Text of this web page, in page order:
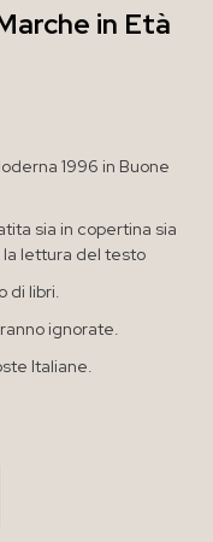
in Età
1996 in Buone
sia in copertina sia
lettura del testo
di libri.
ignorate.
Italiane.